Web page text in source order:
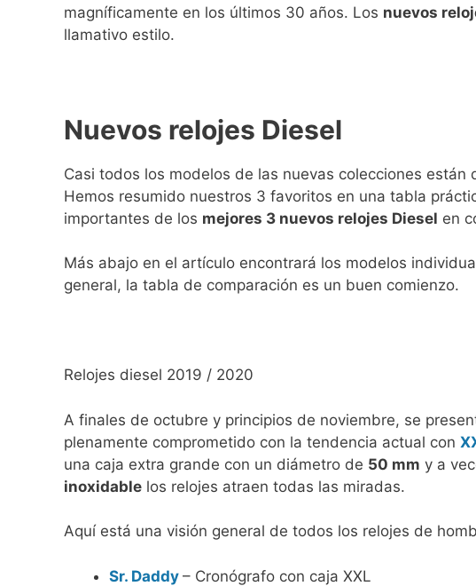
magníficamente en los últimos 30 años. Los nuevos
llamativo estilo.
Nuevos relojes Diesel
Casi todos los modelos de las nuevas colecciones
Hemos resumido nuestros 3 favoritos en una tabla
importantes de los mejores 3 nuevos relojes Diesel en
Más abajo en el artículo encontrará los modelos
general, la tabla de comparación es un buen comienzo.
Relojes diesel 2019 / 2020
A finales de octubre y principios de noviembre, se
plenamente comprometido con la tendencia actual con
una caja extra grande con un diámetro de 50 mm y a
inoxidable los relojes atraen todas las miradas.
Aquí está una visión general de todos los relojes de
Sr. Daddy – Cronógrafo con caja XXL